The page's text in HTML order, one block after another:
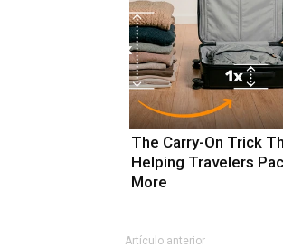
The Carry-On Trick
Helping Travelers
More
Artículo anterior